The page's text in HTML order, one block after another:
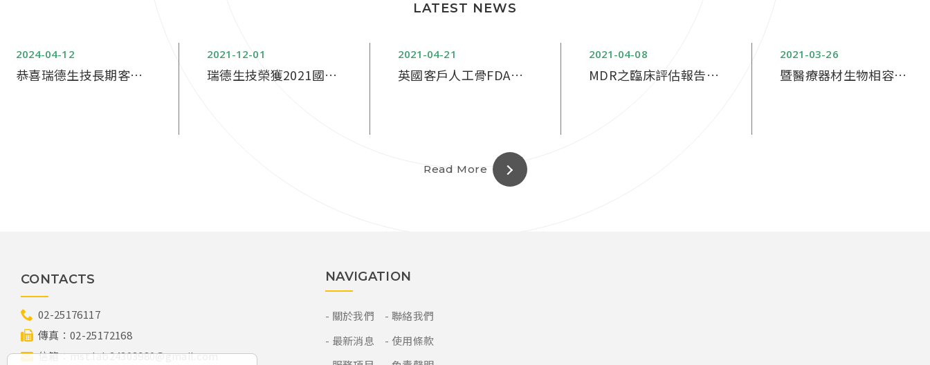
LATEST NEWS
12
04
2024
恭喜瑞德生技長期客戶
01
12
2021
瑞德生技榮獲2021國家
21
04
2021
英國客戶人工骨FDA取
08
04
2021
MDR之臨床評估報告實
26
03
2021
暨醫療器材生物相容性
Read More
CONTACTS
02-25176117
傳真：02-25172168
信箱：mst.lab24303980@gmail.com
NAVIGATION
關於我們
最新消息
聯絡我們
使用條款